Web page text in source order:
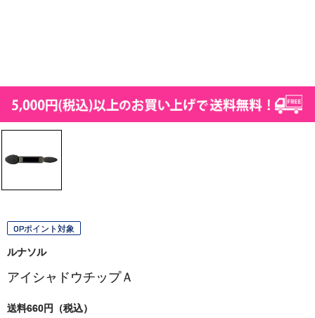
OPポイント対象
ルナソル
アイシャドウチップＡ
送料660円（税込）